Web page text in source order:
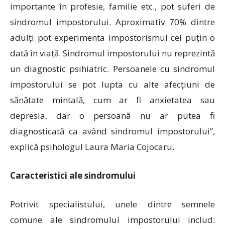
importante în profesie, familie etc., pot suferi de
sindromul impostorului. Aproximativ 70% dintre
adulți pot experimenta impostorismul cel puțin o
dată în viață. Sindromul impostorului nu reprezintă
un diagnostic psihiatric. Persoanele cu sindromul
impostorului se pot lupta cu alte afecțiuni de
sănătate mintală, cum ar fi anxietatea sau
depresia, dar o persoană nu ar putea fi
diagnosticată ca având sindromul impostorului”,
explică psihologul Laura Maria Cojocaru.
Caracteristici ale sindromului
Potrivit specialistului, unele dintre semnele
comune ale sindromului impostorului includ: